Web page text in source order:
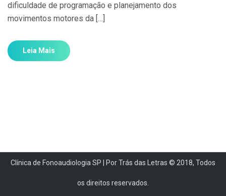
dificuldade de programação e planejamento dos
movimentos motores da […]
Leia Mais
Clínica de Fonoaudiologia SP | Por Trás das Letras © 2018, Todos
os direitos reservados.